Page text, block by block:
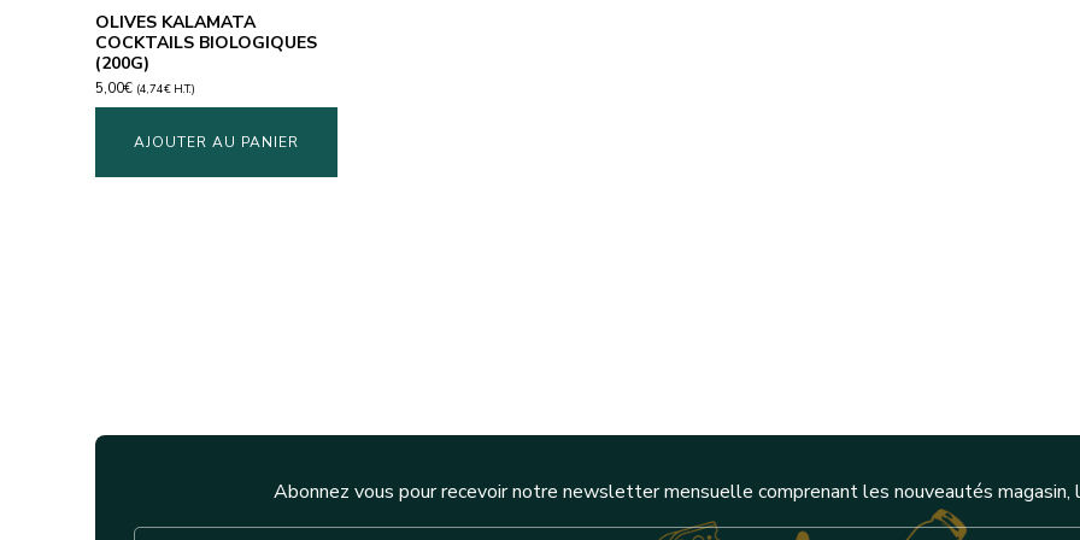
OLIVES KALAMATA
COCKTAILS BIOLOGIQUES
(200G)
5,00€ (4,74€ H.T.)
AJOUTER AU PANIER
Abonnez vous pour recevoir notre newsletter mensuelle comprenant les nouveautés